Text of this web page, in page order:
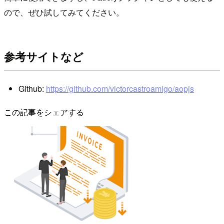
ので、ぜひ試してみてください。
参考サイトなど
Github: https://github.com/victorcastroamigo/aopjs
この記事をシェアする